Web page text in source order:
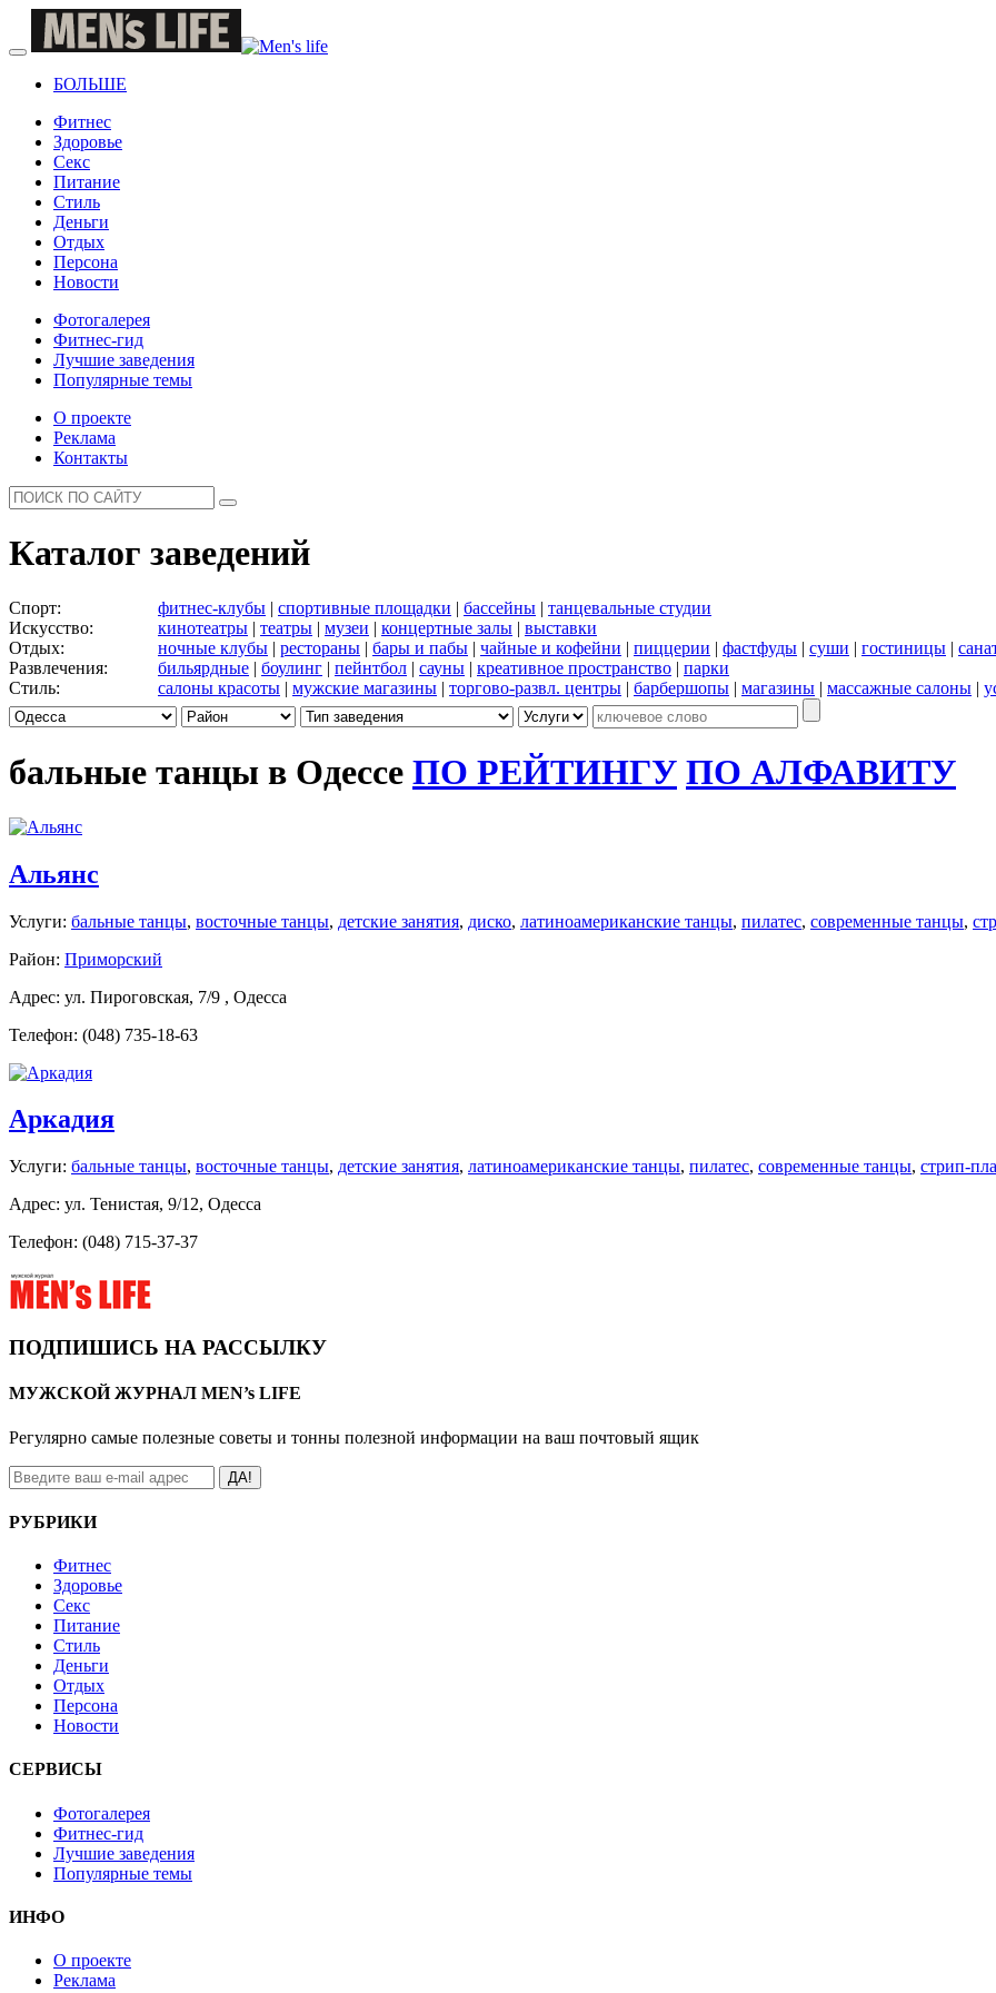
БОЛЬШЕ
Фитнес
Здоровье
Секс
Питание
Стиль
Деньги
Отдых
Персона
Новости
Фотогалерея
Фитнес-гид
Лучшие заведения
Популярные темы
О проекте
Реклама
Контакты
Каталог заведений
Спорт: фитнес-клубы | спортивные площадки | бассейны | танцевальные студии
Искусство:
кинотеатры | театры | музеи | концертные залы | выставки
Отдых:
ночные клубы | рестораны | бары и пабы | чайные и кофейни | пиццерии | фастфуды | суши | гостиницы |
Развлечения:
бильярдные | боулинг | пейнтбол | сауны | креативное пространство | парки
Стиль:
салоны красоты | мужские магазины | торгово-развл. центры | барбершопы | магазины | массажные салоны |
бальные танцы в Одессе ПО РЕЙТИНГУ ПО АЛФАВИТУ
Альянс
Услуги: бальные танцы, восточные танцы, детские занятия, диско, латиноамериканские танцы, пилатес, современные танцы,
Район: Приморский
Адрес: ул. Пироговская, 7/9 , Одесса
Телефон: (048) 735-18-63
Аркадия
Услуги: бальные танцы, восточные танцы, детские занятия, латиноамериканские танцы, пилатес, современные танцы, стрип-
Адрес: ул. Тенистая, 9/12, Одесса
Телефон: (048) 715-37-37
ПОДПИШИСЬ НА РАССЫЛКУ
МУЖСКОЙ ЖУРНАЛ MEN’s LIFE
Регулярно самые полезные советы и тонны полезной информации на ваш почтовый ящик
ДА!
РУБРИКИ
Фитнес
Здоровье
Секс
Питание
Стиль
Деньги
Отдых
Персона
Новости
СЕРВИСЫ
Фотогалерея
Фитнес-гид
Лучшие заведения
Популярные темы
ИНФО
О проекте
Реклама